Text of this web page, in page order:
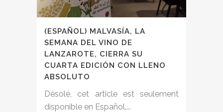
(ESPAÑOL) MALVASÍA, LA
SEMANA DEL VINO DE
LANZAROTE, CIERRA SU
CUARTA EDICIÓN CON LLENO
ABSOLUTO
Désolé, cet article est seulement
disponible en Español....